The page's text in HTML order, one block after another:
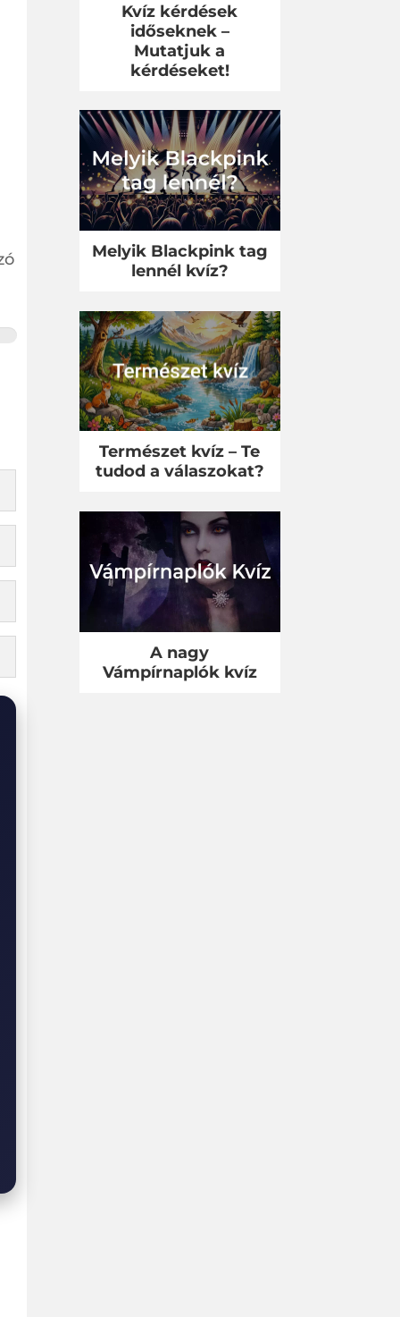
Kvíz kérdések
időseknek –
Mutatjuk a
kérdéseket!
Melyik Blackpink tag
lennél kvíz?
Természet kvíz – Te
tudod a válaszokat?
A nagy
Vámpírnaplók kvíz